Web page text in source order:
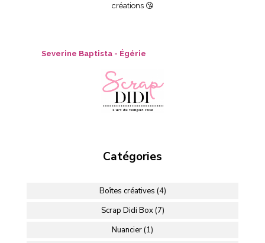
créations 😘
Severine Baptista - Égérie
Catégories
Boîtes créatives (4)
Scrap Didi Box (7)
Nuancier (1)